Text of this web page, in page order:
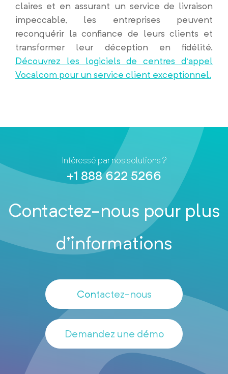
claires et en assurant un service de livraison
impeccable, les entreprises peuvent
reconquérir la confiance de leurs clients et
transformer leur déception en fidélité.
Découvrez les logiciels de centres d’appel
Vocalcom pour un service client exceptionnel.
Intéressé par nos solutions ?
+1 888 622 5266
Contactez-nous pour plus
d’informations
Contactez-nous
Demandez une démo